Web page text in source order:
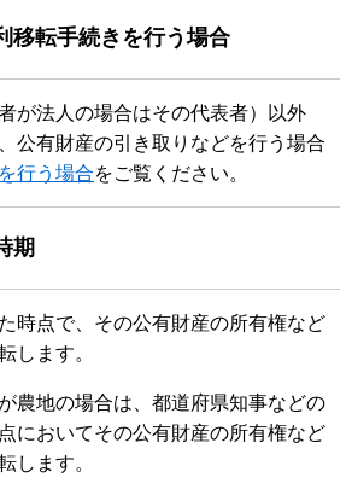
移転手続きを行う場合
が法人の場合はその代表者）以外
公有財産の引き取りなどを行う場合
行う場合をご覧ください。
期
時点で、その公有財産の所有権など
します。
農地の場合は、都道府県知事などの
においてその公有財産の所有権など
します。